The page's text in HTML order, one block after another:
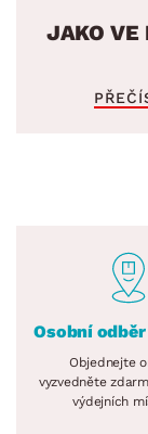
JAKO VE
Osobní odběr
Objednejte
vyzvedněte
výdejních